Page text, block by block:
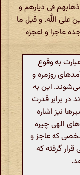
فی دیارهم و
علی اللَّه. و قیل ما
عاجزا و اعجزه
به وقوع
روزمره و
این به
برابر قدرت
نیز اشاره
الهی چیره
که عاجز و
قرار گرفته که